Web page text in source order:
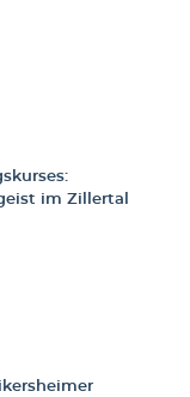
im Zillertal